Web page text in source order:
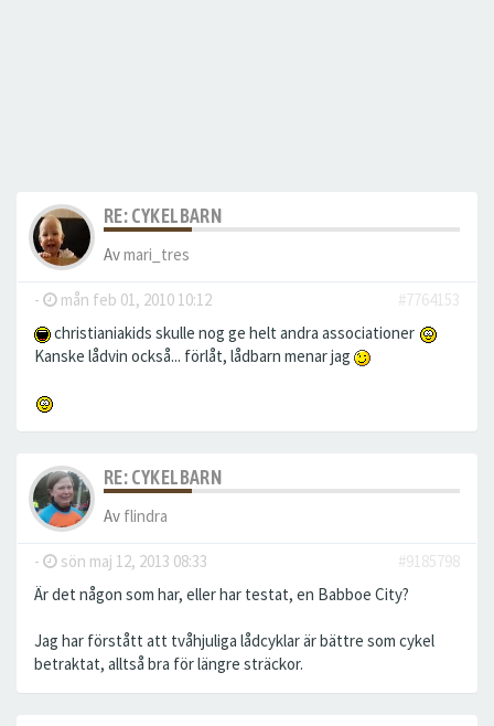
RE: CYKELBARN
Avmari_tres
- mån feb 01, 2010 10:12
#7764153
christianiakids skulle nog ge helt andra associationer
Kanske lådvin också... förlåt, lådbarn menar jag
RE: CYKELBARN
Av flindra
- sön maj 12, 2013 08:33
#9185798
Är det någon som har, eller har testat, en Babboe City?
Jag har förstått att tvåhjuliga lådcyklar är bättre som cykel
betraktat, alltså bra för längre sträckor.